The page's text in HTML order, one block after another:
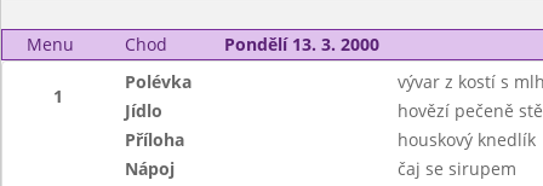
Menu Chod Pondělí 13. 3. 2000
1
Polévka
vývar z kostí s
Jídlo
hovězí pečeně
Příloha
houskový knedlík
Nápoj
čaj se sirupem